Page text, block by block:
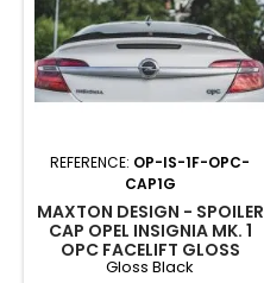
REFERENCE: OP-IS-1F-OPC-
CAP1G
MAXTON DESIGN - SPOILER
CAP OPEL INSIGNIA MK. 1
OPC FACELIFT GLOSS
BLACK
Gloss Black